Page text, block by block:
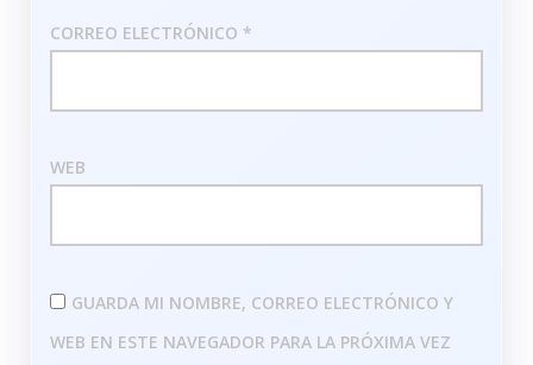
CORREO ELECTRÓNICO *
WEB
GUARDA MI NOMBRE, CORREO ELECTRÓNICO Y
WEB EN ESTE NAVEGADOR PARA LA PRÓXIMA VEZ